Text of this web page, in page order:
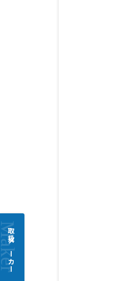
取扱メーカー